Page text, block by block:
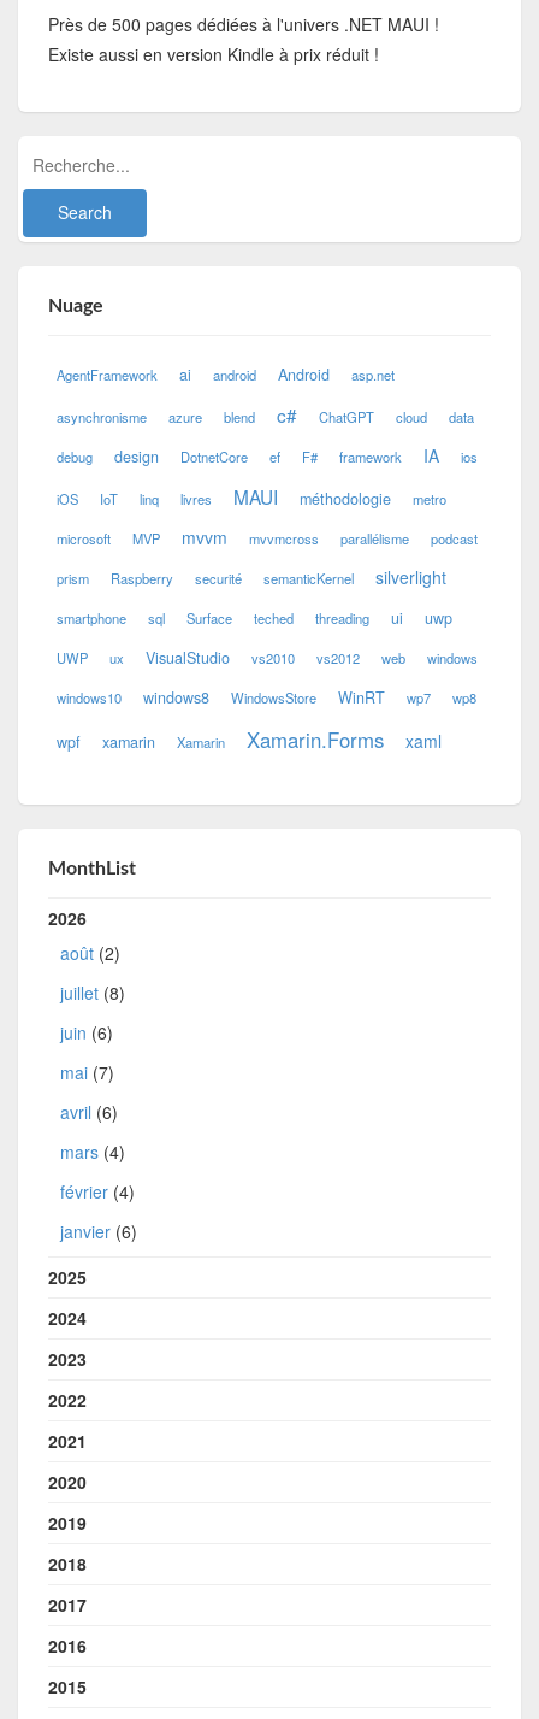
Près de 500 pages dédiées à l'univers .NET MAUI !
Existe aussi en version Kindle à prix réduit !
Nuage
AgentFramework ai android Android asp.net
asynchronisme azure blend c# ChatGPT cloud data
debug design DotnetCore ef F# framework IA ios
iOS IoT linq livres MAUI méthodologie metro
microsoft MVP mvvm mvvmcross parallélisme podcast
prism Raspberry securité semanticKernel silverlight
smartphone sql Surface teched threading ui uwp
UWP ux VisualStudio vs2010 vs2012 web windows
windows10 windows8 WindowsStore WinRT wp7 wp8
wpf xamarin Xamarin Xamarin.Forms xaml
MonthList
2026
août (2)
juillet (8)
juin (6)
mai (7)
avril (6)
mars (4)
février (4)
janvier (6)
2025
2024
2023
2022
2021
2020
2019
2018
2017
2016
2015